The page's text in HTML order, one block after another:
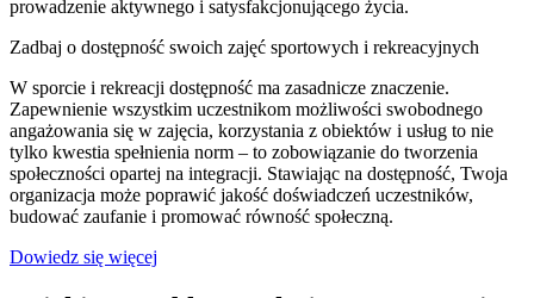
prowadzenie aktywnego i satysfakcjonującego życia.
Zadbaj o dostępność swoich zajęć sportowych i rekreacyjnych
W sporcie i rekreacji dostępność ma zasadnicze znaczenie.
Zapewnienie wszystkim uczestnikom możliwości swobodnego
angażowania się w zajęcia, korzystania z obiektów i usług to nie
tylko kwestia spełnienia norm – to zobowiązanie do tworzenia
społeczności opartej na integracji. Stawiając na dostępność, Twoja
organizacja może poprawić jakość doświadczeń uczestników,
budować zaufanie i promować równość społeczną.
Dowiedz się więcej